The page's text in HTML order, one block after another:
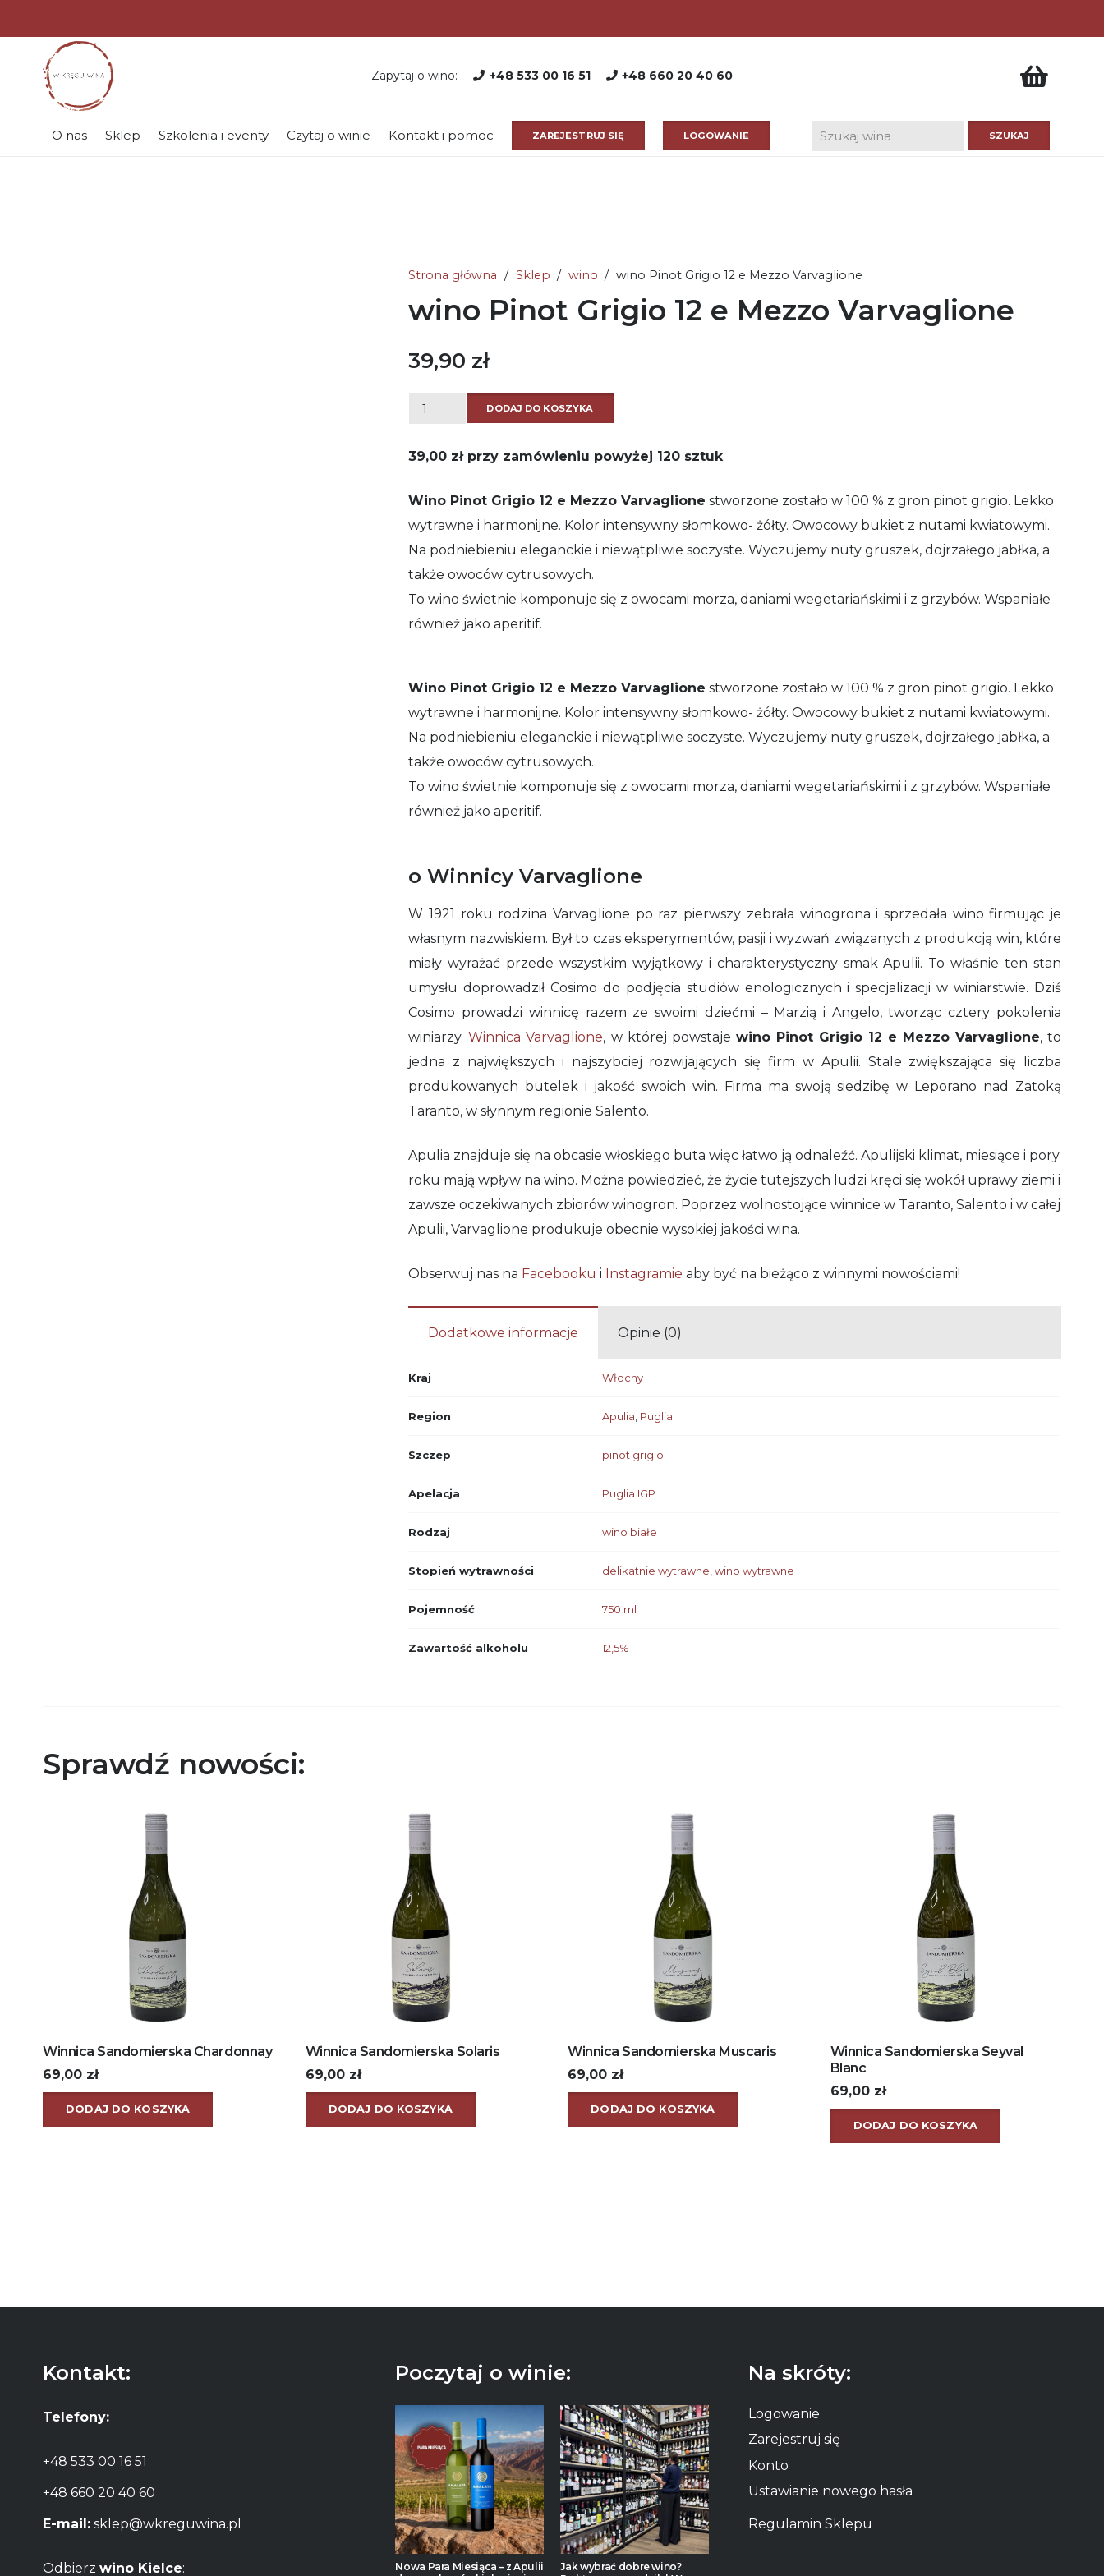
Zapytaj o wino: +48 533 00 16 51 +48 660 20 40 60
O nas Sklep Szkolenia i eventy Czytaj o winie Kontakt i pomoc ZAREJESTRUJ SIĘ LOGOWANIE
Strona główna / Sklep / wino / wino Pinot Grigio 12 e Mezzo Varvaglione
wino Pinot Grigio 12 e Mezzo Varvaglione
39,90 zł
ilość
Pinot
12
e
Mezzo
Varvaglione
DODAJ DO KOSZYKA
39,00 zł przy zamówieniu powyżej 120 sztuk
Wino Pinot Grigio 12 e Mezzo Varvaglione stworzone zostało w 100 % z gron pinot grigio. Lekko
wytrawne i harmonijne. Kolor intensywny słomkowo- żółty. Owocowy bukiet z nutami kwiatowymi.
Na podniebieniu eleganckie i niewątpliwie soczyste. Wyczujemy nuty gruszek, dojrzałego jabłka, a
także owoców cytrusowych.
To wino świetnie komponuje się z owocami morza, daniami wegetariańskimi i z grzybów. Wspaniałe
również jako aperitif.
Wino Pinot Grigio 12 e Mezzo Varvaglione stworzone zostało w 100 % z gron pinot grigio. Lekko
wytrawne i harmonijne. Kolor intensywny słomkowo- żółty. Owocowy bukiet z nutami kwiatowymi.
Na podniebieniu eleganckie i niewątpliwie soczyste. Wyczujemy nuty gruszek, dojrzałego jabłka, a
także owoców cytrusowych.
To wino świetnie komponuje się z owocami morza, daniami wegetariańskimi i z grzybów. Wspaniałe
również jako aperitif.
o Winnicy Varvaglione
W 1921 roku rodzina Varvaglione po raz pierwszy zebrała winogrona i sprzedała wino firmując je
własnym nazwiskiem. Był to czas eksperymentów, pasji i wyzwań związanych z produkcją win, które
miały wyrażać przede wszystkim wyjątkowy i charakterystyczny smak Apulii. To właśnie ten stan
umysłu doprowadził Cosimo do podjęcia studiów enologicznych i specjalizacji w winiarstwie. Dziś
Cosimo prowadzi winnicę razem ze swoimi dziećmi – Marzią i Angelo, tworząc cztery pokolenia
winiarzy.Winnica Varvaglione, w której powstaje wino Pinot Grigio 12 e Mezzo Varvaglione, to
jedna z największych i najszybciej rozwijających się firm w Apulii. Stale zwiększająca się liczba
produkowanych butelek i jakość swoich win. Firma ma swoją siedzibę w Leporano nad Zatoką
Taranto, w słynnym regionie Salento.
Apulia znajduje się na obcasie włoskiego buta więc łatwo ją odnaleźć. Apulijski klimat, miesiące i pory
roku mają wpływ na wino. Można powiedzieć, że życie tutejszych ludzi kręci się wokół uprawy ziemi i
zawsze oczekiwanych zbiorów winogron. Poprzez wolnostojące winnice w Taranto, Salento i w całej
Apulii, Varvaglione produkuje obecnie wysokiej jakości wina.
Obserwuj nas na Facebooku i Instagramie aby być na bieżąco z winnymi nowościami!
Dodatkowe informacje Opinie (0)
Kraj Włochy
Region Apulia Puglia
Szczep pinot grigio
Apelacja Puglia IGP
Rodzaj wino białe
Stopień wytrawności delikatnie wytrawne ,wino wytrawne
Pojemność 750 ml
Zawartość alkoholu 12,5%
Sprawdź nowości:
Winnica Sandomierska Chardonnay
69,00 zł
DODAJ DO KOSZYKA
Winnica Sandomierska Solaris
69,00 zł
DODAJ DO KOSZYKA
Winnica Sandomierska Muscaris
69,00 zł
DODAJ DO KOSZYKA
Winnica Sandomierska Seyval
Blanc
69,00 zł
DODAJ DO KOSZYKA
Kontakt:
Telefony:
+48 533 00 16 51
+48 660 20 40 60
E-mail: sklep@wkreguwina.pl
Odbierz wino Kielce:
Poczytaj o winie:
Nowa Para Miesiąca – z Apulii
Jak wybrać dobre wino?
Na skróty:
Logowanie
Zarejestruj się
Konto
Ustawianie nowego hasła
Regulamin Sklepu